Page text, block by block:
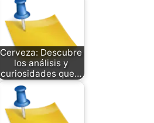
Cerveza: Descubre
los análisis y
curiosidades que…